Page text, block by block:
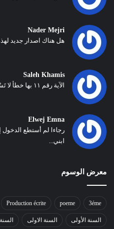
Nader Mejri
هل هناك اصدار جديد
Saleh Khamis
الآية رقم ١١ بها خطأ لا تَسْمَعُ فِيها لاغِيَةً لقد ضمت التا...
Elwej Emna
رجاءا لم أستطع الدخول
ابني...
معرض الوسوم
3éme
poeme
Production écrite
السنة الأولى السنة الاولى السنة